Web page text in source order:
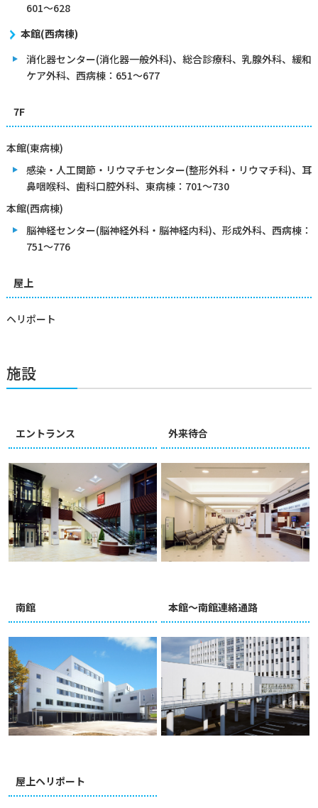
601～628
本館(西病棟)
消化器センター(消化器一般外科)、総合診療科、乳腺外科、緩和
ケア外科、西病棟：651～677
7F
本館(東病棟)
感染・人工関節・リウマチセンター(整形外科・リウマチ科)、耳
鼻咽喉科、歯科口腔外科、東病棟：701～730
本館(西病棟)
脳神経センター(脳神経外科・脳神経内科)、形成外科、西病棟：
751～776
屋上
ヘリポート
施設
エントランス 外来待合
南館 本館～南館連絡通路
屋上ヘリポート